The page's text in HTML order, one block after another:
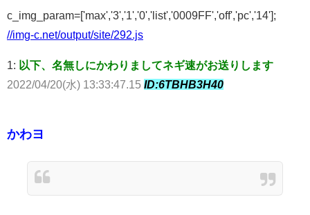
c_img_param=['max','3','1','0','list','0009FF','off','pc','14'];
//img-c.net/output/site/292.js
1: 以下、名無しにかわりましてネギ速がお送りします
2022/04/20(水) 13:33:47.15 ID:6TBHB3H40
かわヨ